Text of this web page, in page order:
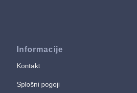
Informacije
Kontakt
Splošni pogoji